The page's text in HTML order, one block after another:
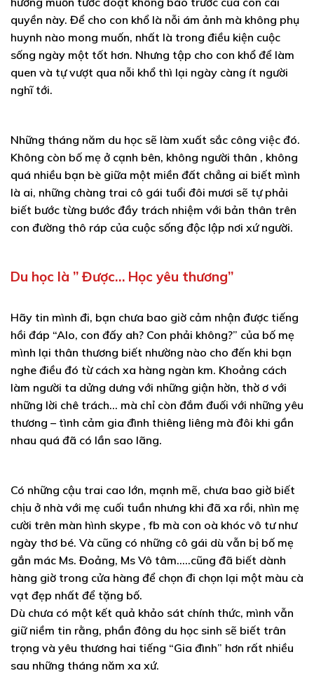
quyền này. Để cho con khổ là nỗi ám ảnh mà không phụ
huynh nào mong muốn, nhất là trong điều kiện cuộc
sống ngày một tốt hơn. Nhưng tập cho con khổ để làm
quen và tự vượt qua nỗi khổ thì lại ngày càng ít người
nghĩ tới.
Những tháng năm du học sẽ làm xuất sắc công việc đó.
Không còn bố mẹ ở cạnh bên, không người thân , không
quá nhiều bạn bè giữa một miền đất chẳng ai biết mình
là ai, những chàng trai cô gái tuổi đôi mươi sẽ tự phải
biết bước từng bước đầy trách nhiệm với bản thân trên
con đường thô ráp của cuộc sống độc lập nơi xứ người.
Du học là ” Được… Học yêu thương”
Hãy tin mình đi, bạn chưa bao giờ cảm nhận được tiếng
hồi đáp “Alo, con đấy ah? Con phải không?” của bố mẹ
mình lại thân thương biết nhường nào cho đến khi bạn
nghe điều đó từ cách xa hàng ngàn km. Khoảng cách
làm người ta dửng dưng với những giận hờn, thờ ơ với
những lời chê trách… mà chỉ còn đắm đuối với những yêu
thương – tình cảm gia đình thiêng liêng mà đôi khi gần
nhau quá đã có lần sao lãng.
Có những cậu trai cao lớn, mạnh mẽ, chưa bao giờ biết
chịu ở nhà với mẹ cuối tuần nhưng khi đã xa rồi, nhìn mẹ
cười trên màn hình skype , fb mà con oà khóc vô tư như
ngày thơ bé. Và cũng có những cô gái dù vẫn bị bố mẹ
gắn mác Ms. Đoảng, Ms Vô tâm…..cũng đã biết dành
hàng giờ trong cửa hàng để chọn đi chọn lại một màu cà
vạt đẹp nhất để tặng bố.
Dù chưa có một kết quả khảo sát chính thức, mình vẫn
giữ niềm tin rằng, phần đông du học sinh sẽ biết trân
trọng và yêu thương hai tiếng “Gia đình” hơn rất nhiều
sau những tháng năm xa xứ.